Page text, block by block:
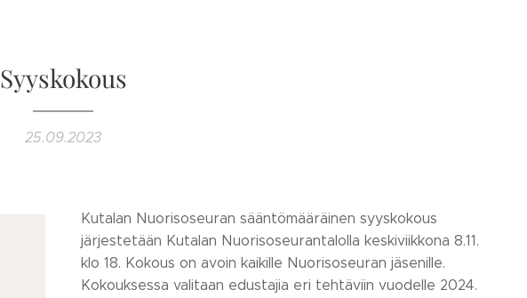
Syyskokous
25.09.2023
Kutalan Nuorisoseuran sääntömääräinen syyskokous
järjestetään Kutalan Nuorisoseurantalolla keskiviikkona 8.11.
klo 18. Kokous on avoin kaikille Nuorisoseuran jäsenille.
Kokouksessa valitaan edustajia eri tehtäviin vuodelle 2024.